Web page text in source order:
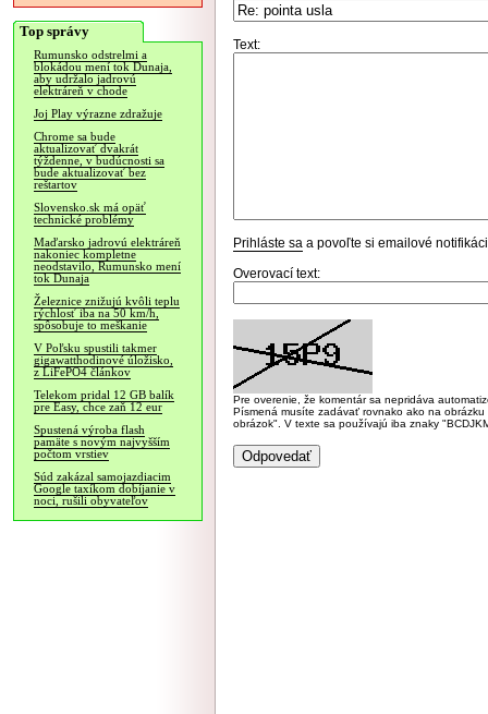
Top správy
Rumunsko odstrelmi a
blokádou mení tok Dunaja,
aby udržalo jadrovú
elektráreň v chode
Joj Play výrazne zdražuje
Chrome sa bude
aktualizovať dvakrát
týždenne, v budúcnosti sa
bude aktualizovať bez
reštartov
Slovensko.sk má opäť
technické problémy
Maďarsko jadrovú elektráreň
nakoniec kompletne
neodstavilo, Rumunsko mení
tok Dunaja
Železnice znižujú kvôli teplu
rýchlosť iba na 50 km/h,
spôsobuje to meškanie
V Poľsku spustili takmer
gigawatthodinové úložisko,
z LiFePO4 článkov
Telekom pridal 12 GB balík
pre Easy, chce zaň 12 eur
Spustená výroba flash
pamäte s novým najvyšším
počtom vrstiev
Súd zakázal samojazdiacim
Google taxíkom dobíjanie v
noci, rušili obyvateľov
Text:
Prihláste sa a povoľte si emailové
Overovací text:
Pre overenie, že komentár sa nepridáva
Písmená musíte zadávať rovnako ako na
obrázok". V texte sa používajú iba znaky